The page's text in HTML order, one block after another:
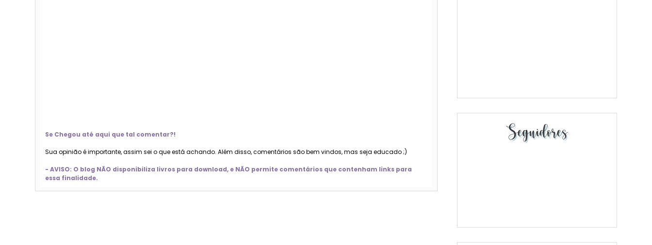
Se Chegou até aqui que tal comentar?!
Sua opinião é importante, assim sei o que está achando. Além disso, comentários são bem vindos, mas seja educado ;)
- AVISO: O blog NÃO disponibiliza livros para download, e NÃO permite comentários que contenham links para
essa finalidade.
Seguidores